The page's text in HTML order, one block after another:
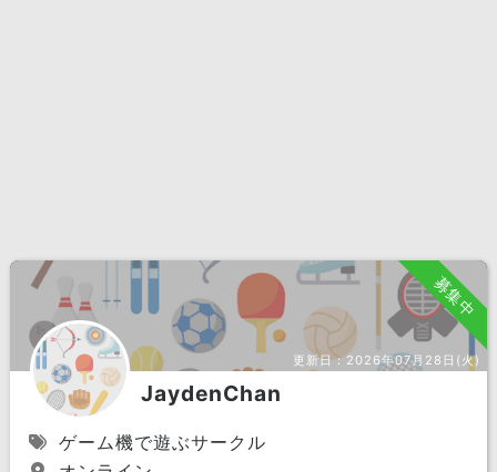
募集中
更新日：2026年07月28日(火)
JaydenChan
ゲーム機で遊ぶサークル